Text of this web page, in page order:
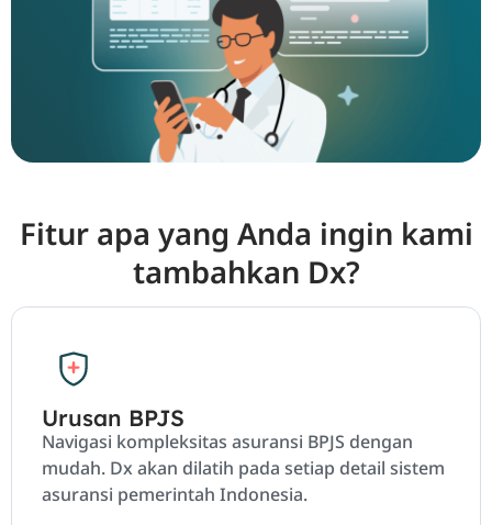
Fitur apa yang Anda ingin kami
tambahkan Dx?
Urusan BPJS
Navigasi kompleksitas asuransi BPJS dengan
mudah. Dx akan dilatih pada setiap detail sistem
asuransi pemerintah Indonesia.